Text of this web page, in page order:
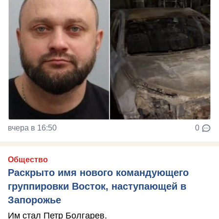
вчера в 16:50 0
Общество
Раскрыто имя нового командующего
группировки Восток, наступающей в
Запорожье
Им стал Петр Болгарев.